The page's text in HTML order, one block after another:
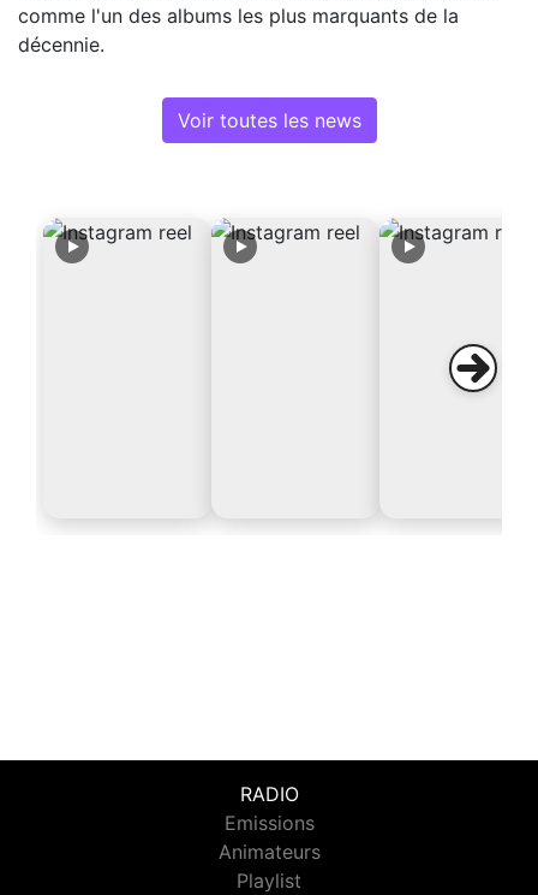
comme l'un des albums les plus marquants de la
décennie.
Voir toutes les news
RADIO
Emissions
Animateurs
Playlist